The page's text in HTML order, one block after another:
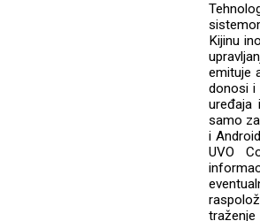
Kijinu
emituje
donosi i
uređaja
samo
i
UVO